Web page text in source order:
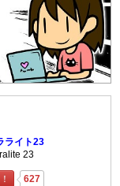
ライト23
23
627